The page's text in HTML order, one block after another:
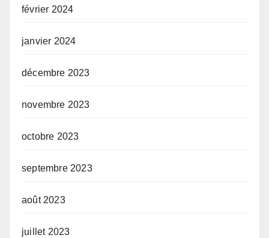
février 2024
janvier 2024
décembre 2023
novembre 2023
octobre 2023
septembre 2023
août 2023
juillet 2023